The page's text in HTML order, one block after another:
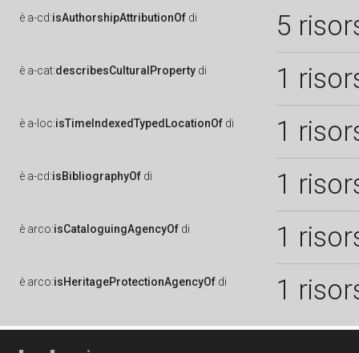
è a-cd:isAuthorshipAttributionOf di 5
è a-cat:describesCulturalProperty di 1
è a-loc:isTimeIndexedTypedLocationOf di 1
è a-cd:isBibliographyOf di 1
è arco:isCataloguingAgencyOf di 1
è arco:isHeritageProtectionAgencyOf di 1